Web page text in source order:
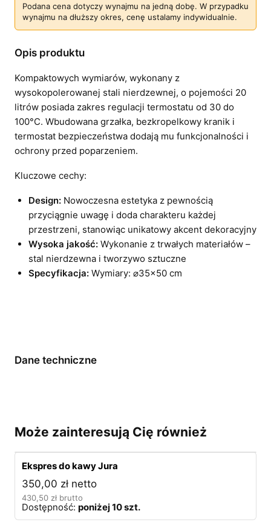
Podana cena dotyczy wynajmu na jedną dobę. W przypadku
wynajmu na dłuższy okres, cenę ustalamy indywidualnie.
Opis produktu
Kompaktowych wymiarów, wykonany z
wysokopolerowanej stali nierdzewnej, o pojemości 20
litrów posiada zakres regulacji termostatu od 30 do
100°C. Wbudowana grzałka, bezkropelkowy kranik i
termostat bezpieczeństwa dodają mu funkcjonalności i
ochrony przed poparzeniem.
Kluczowe cechy:
Design:Nowoczesna estetyka z pewnością
przyciągnie uwagę i doda charakteru każdej
przestrzeni, stanowiąc unikatowy akcent dekoracyjny
Wysoka jakość:Wykonanie z trwałych materiałów –
stal nierdzewna i tworzywo sztuczne
Specyfikacja:Wymiary: ⌀35×50 cm
Dane techniczne
Może zainteresują Cię również
Ekspres do kawy Jura
350,00 zł netto
430,50 zł brutto
Dostępność: poniżej 10 szt.